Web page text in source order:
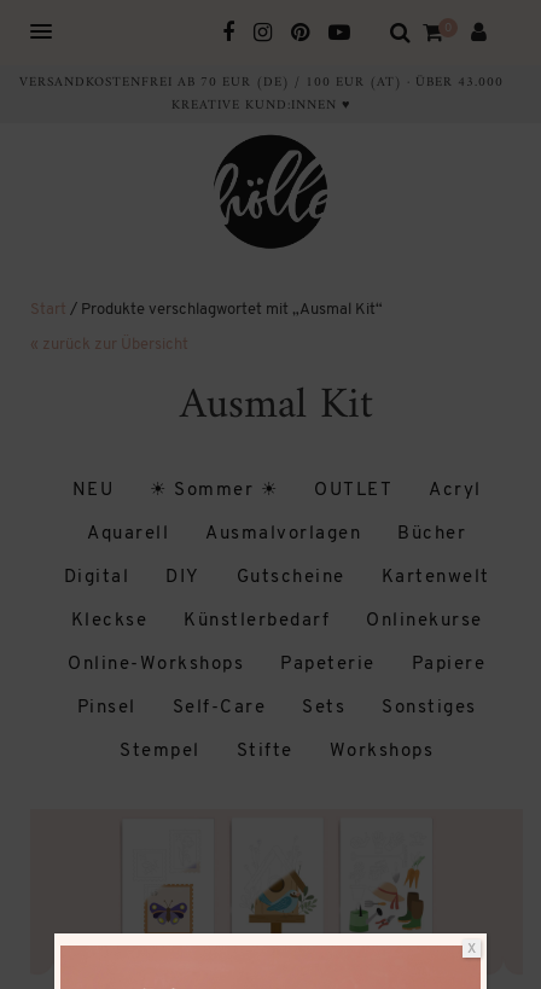
0
VERSANDKOSTENFREI AB 70 EUR (DE) / 100 EUR (AT) · ÜBER 43.000
KREATIVE KUND:INNEN ♥
Start / Produkte verschlagwortet mit „Ausmal Kit“
« zurück zur Übersicht
Ausmal Kit
NEU ☀ Sommer ☀ OUTLET Acryl
Aquarell Ausmalvorlagen Bücher
Digital DIY Gutscheine Kartenwelt
Kleckse Künstlerbedarf Onlinekurse
Online-Workshops Papeterie Papiere
Pinsel Self-Care Sets Sonstiges
Stempel Stifte Workshops
X